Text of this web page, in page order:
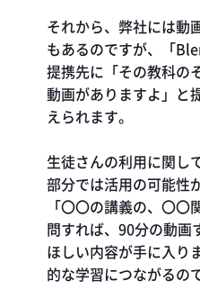
それから、弊社には動
もあるのですが、「
提携先に「その教科の
動画がありますよ」と
えられます。
生徒さんの利用に関し
部分では活用の可能性
「〇〇の講義の、〇
問すれば、90分の動画
ほしい内容が手に入り
的な学習につながるの